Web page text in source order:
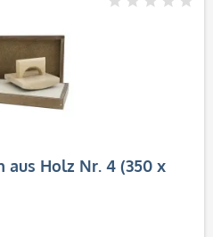
aus Holz Nr. 4 (350 x